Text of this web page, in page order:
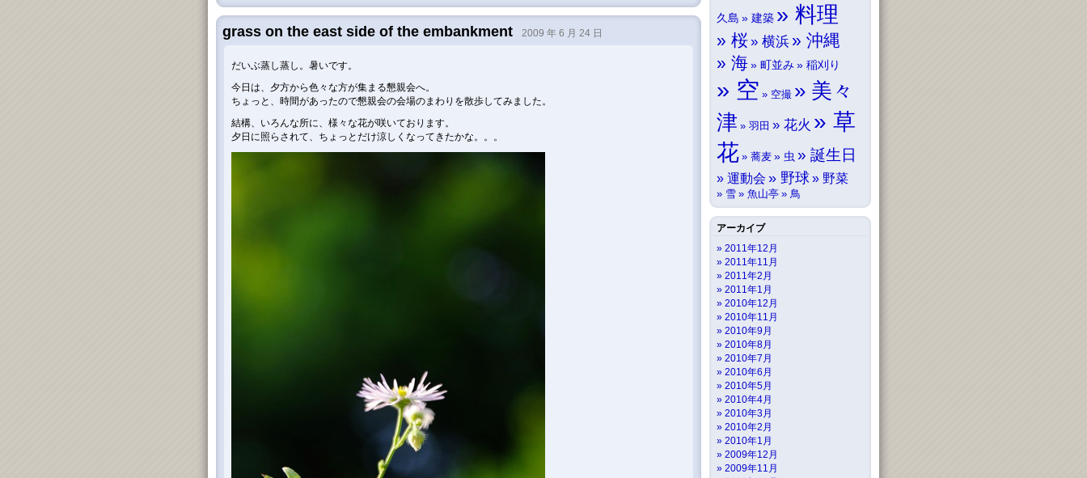
grass on the east side of the embankment 2009 年 6 月 24 日
だいぶ蒸し蒸し。暑いです。
今日は、夕方から色々な方が集まる懇親会へ。
ちょっと、時間があったので懇親会の会場のまわりを散歩してみました。
結構、いろんな所に、様々な花が咲いております。
夕日に照らされて、ちょっとだけ涼しくなってきたかな。。。
久島 建築 料理
桜 横浜
沖縄
海
町並み 稲刈り
空 空撮
美々
津
羽田 花火
草
花
蕎麦 虫 誕生日
運動会 野球 野菜
雪 魚山亭 鳥
アーカイブ
2011年12月
2011年11月
2011年2月
2011年1月
2010年12月
2010年11月
2010年9月
2010年8月
2010年7月
2010年6月
2010年5月
2010年4月
2010年3月
2010年2月
2010年1月
2009年12月
2009年11月